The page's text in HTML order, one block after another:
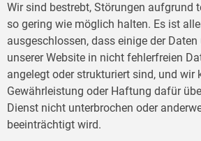
Wir sind bestrebt, Störungen aufgrund
so gering wie möglich halten. Es ist
ausgeschlossen, dass einige der
unserer Website in nicht fehlerfreien
angelegt oder strukturiert sind, und wir
Gewährleistung oder Haftung dafür
Dienst nicht unterbrochen oder
beeinträchtigt wird.